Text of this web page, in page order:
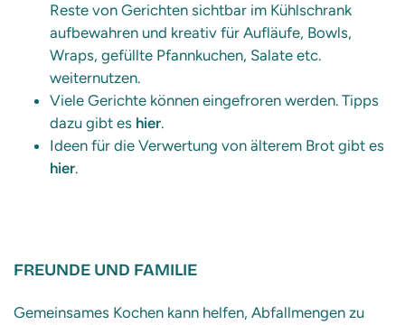
Reste von Gerichten sichtbar im Kühlschrank
aufbewahren und kreativ für Aufläufe, Bowls,
Wraps, gefüllte Pfannkuchen, Salate etc.
weiternutzen.
Viele Gerichte können eingefroren werden. Tipps
dazu gibt es hier.
Ideen für die Verwertung von älterem Brot gibt es
hier.
FREUNDE UND FAMILIE
Gemeinsames Kochen kann helfen, Abfallmengen zu